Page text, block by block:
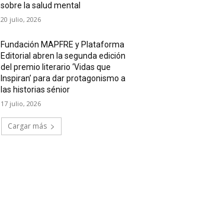
sobre la salud mental
20 julio, 2026
Fundación MAPFRE y Plataforma
Editorial abren la segunda edición
del premio literario ‘Vidas que
Inspiran’ para dar protagonismo a
las historias sénior
17 julio, 2026
Cargar más